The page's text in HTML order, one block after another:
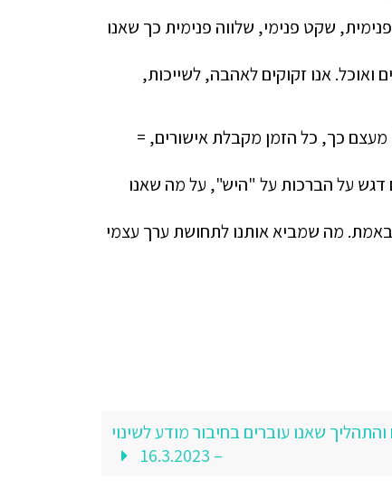
שקט פנימי, שלווה פנימית כך שאנו
ואוכל. אנו זקוקים לאהבה, לשייכות,
מעצם כך, כל הזמן מקבלת אישורים, =
על הברכות על "היש", על מה שאנו
באמת. מה שמביא אותנו לתחושת ערך עצמי
שאנו עוברים בחיבור מודע לשינוי
– 16.3.2023